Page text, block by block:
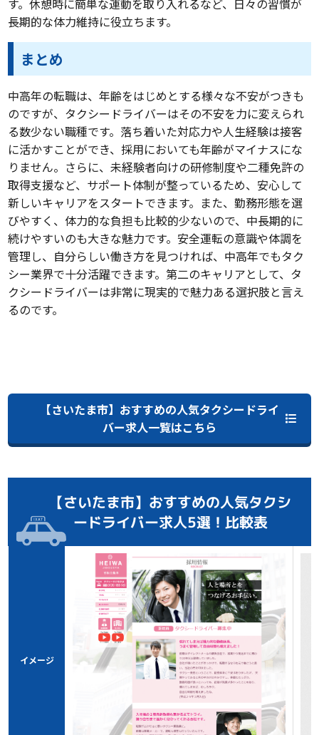
す。休憩時に簡単な運動を取り入れるなど、日々の習慣が
長期的な体力維持に役立ちます。
まとめ
中高年の転職は、年齢をはじめとする様々な不安がつきも
のですが、タクシードライバーはその不安を力に変えられ
る数少ない職種です。落ち着いた対応力や人生経験は接客
に活かすことができ、採用においても年齢がマイナスにな
りません。さらに、未経験者向けの研修制度や二種免許の
取得支援など、サポート体制が整っているため、安心して
新しいキャリアをスタートできます。また、勤務形態を選
びやすく、体力的な負担も比較的少ないので、中長期的に
続けやすいのも大きな魅力です。安全運転の意識や体調を
管理し、自分らしい働き方を見つければ、中高年でもタク
シー業界で十分活躍できます。第二のキャリアとして、タ
クシードライバーは非常に現実的で魅力ある選択肢と言え
るのです。
【さいたま市】おすすめの人気タクシードライ
バー求人一覧はこちら
【さいたま市】おすすめの人気タクシ
ードライバー求人5選！比較表
イメージ